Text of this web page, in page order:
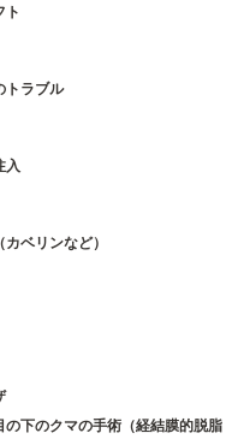
ト
トラブル
入
ベリンなど）
の下のクマの手術（経結膜的脱脂